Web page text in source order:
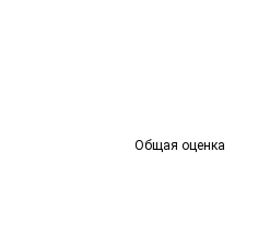
Общая оценка